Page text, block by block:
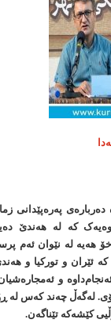
پەرەپێدانی
کە لە هەندێ
هەیە لە نێوان ئەم
ئێران و تورکیا و
و
لەگەڵ چەند کەس لە
کێشەکە تێناگەن.